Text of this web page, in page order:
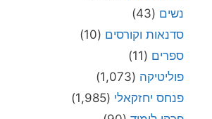
נשים (43)
סדנאות וקורסים (10)
ספרים (11)
פוליטיקה (1,073)
פנחס יחזקאלי (1,985)